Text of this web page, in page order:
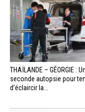
THAÏLANDE – GÉORGIE :
seconde autopsie pour
d’éclaircir la...